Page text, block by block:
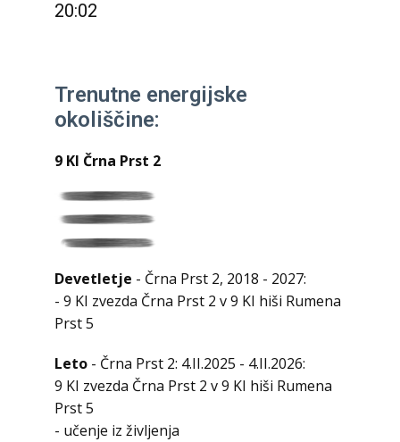
20:02
Trenutne energijske
okoliščine:
9 KI Črna Prst 2
Devetletje - Črna Prst 2, 2018 - 2027:
- 9 KI zvezda Črna Prst 2 v 9 KI hiši Rumena
Prst 5
Leto - Črna Prst 2: 4.II.2025 - 4.II.2026:
9 KI zvezda Črna Prst 2 v 9 KI hiši Rumena
Prst 5
- učenje iz življenja